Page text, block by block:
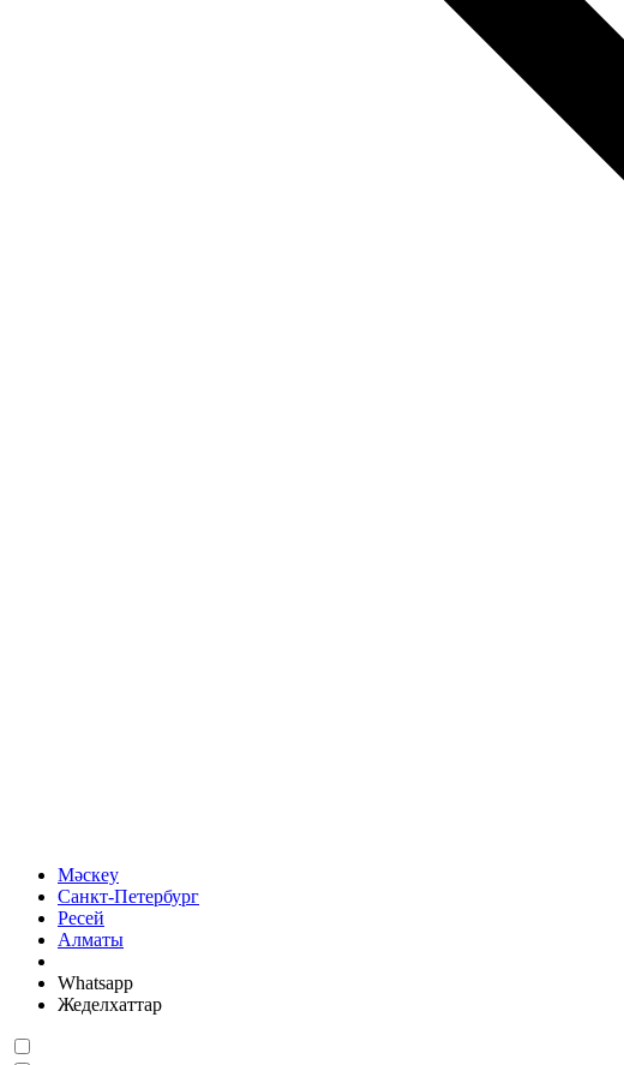
Мәскеу
Санкт-Петербург
Ресей
Алматы
Whatsapp
Жеделхаттар